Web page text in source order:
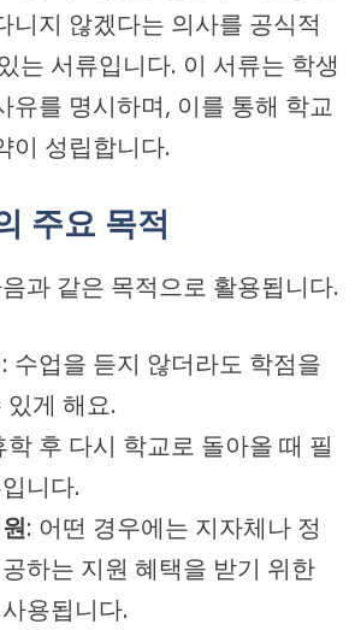
니지 않겠다는 의사를 공식적
는 서류입니다. 이 서류는 학생
유를 명시하며, 이를 통해 학교
이 성립합니다.
주요 목적
과 같은 목적으로 활용됩니다.
: 수업을 듣지 않더라도 학점을
있게 해요.
학 후 다시 학교로 돌아올 때 필
니다.
: 어떤 경우에는 지자체나 정
하는 지원 혜택을 받기 위한
용됩니다.